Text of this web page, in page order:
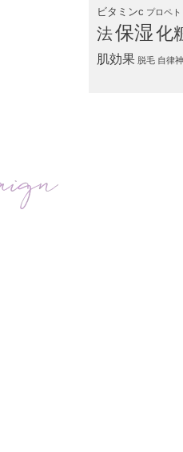
ビタミンc プロペト
法保湿化
肌効果 脱毛 自律